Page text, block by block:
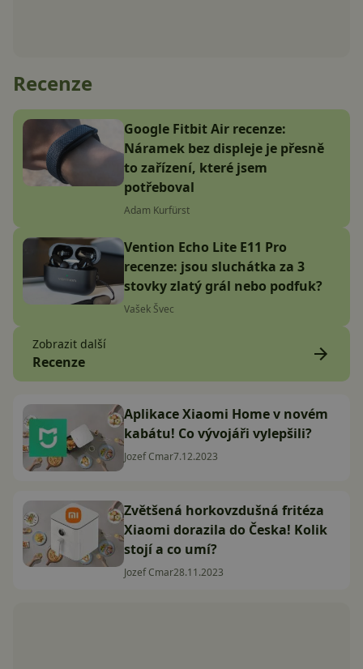
Recenze
Google Fitbit Air recenze:
Náramek bez displeje je přesně
to zařízení, které jsem
potřeboval
Adam Kurfürst
Vention Echo Lite E11 Pro
recenze: jsou sluchátka za 3
stovky zlatý grál nebo podfuk?
Vašek Švec
Zobrazit další
Recenze
Aplikace Xiaomi Home v novém
kabátu! Co vývojáři vylepšili?
Jozef Cmar7.12.2023
Zvětšená horkovzdušná fritéza
Xiaomi dorazila do Česka! Kolik
stojí a co umí?
Jozef Cmar28.11.2023